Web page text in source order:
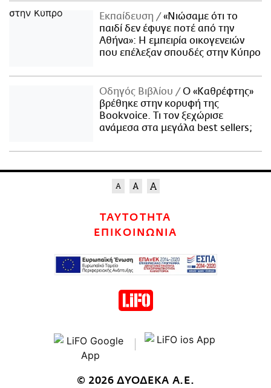
Εκπαίδευση
«Νιώσαμε ότι το
παιδί δεν έφυγε ποτέ από την
Αθήνα»: Η εμπειρία οικογενειών
που επέλεξαν σπουδές στην Κύπρο
Οδηγός Βιβλίου
Ο «Καθρέφτης»
βρέθηκε στην κορυφή της
Bookvoice. Τι τον ξεχώρισε
ανάμεσα στα μεγάλα best sellers;
ΤΑΥΤΟΤΗΤΑ
ΕΠΙΚΟΙΝΩΝΙΑ
© 2026 ΔΥΟΔΕΚΑ Α.Ε.